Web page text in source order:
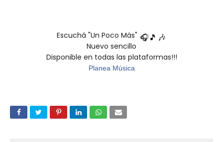
Escuchá "Un Poco Más" 🎧🎵 🎶
Nuevo sencillo
Disponible en todas las plataformas!!!
Planea Música